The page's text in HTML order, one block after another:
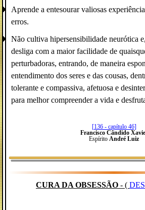
Aprende a entesourar valiosas
erros.
Não cultiva hipersensibilidade neurótica
desliga com a maior facilidade de
perturbadoras, entrando, de maneira
entendimento dos seres e das cousas,
tolerante e compassiva, afetuosa e
para melhor compreender a vida e
[136 - capítulo 46]
Francisco Cândido
Espírito André Luiz
CURA DA OBSESSÃO - (